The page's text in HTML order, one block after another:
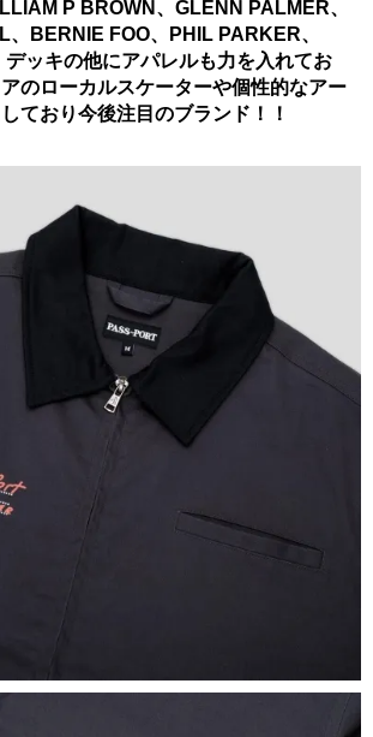
P BROWN、GLENN PALMER、
BERNIE FOO、PHIL PARKER、
ッキの他にアパレルも力を入れてお
のローカルスケーターや個性的なアー
ており今後注目のブランド！！